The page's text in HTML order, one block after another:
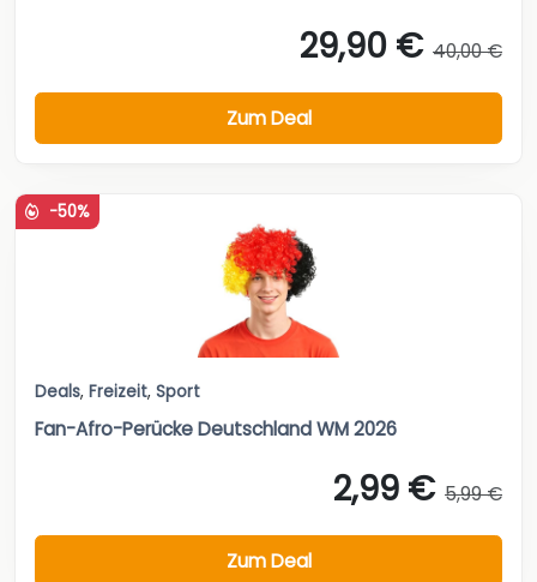
29,90 € 40,00 €
Zum Deal
-50%
Deals, Freizeit, Sport
Fan-Afro-Perücke Deutschland WM 2026
2,99 € 5,99 €
Zum Deal